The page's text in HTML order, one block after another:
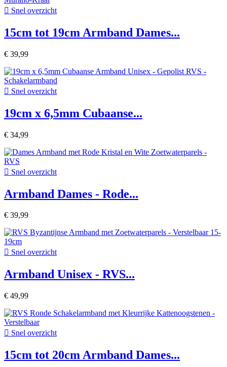
 Snel overzicht
15cm tot 19cm Armband Dames...
€ 39,99
 Snel overzicht
19cm x 6,5mm Cubaanse...
€ 34,99
 Snel overzicht
Armband Dames - Rode...
€ 39,99
 Snel overzicht
Armband Unisex - RVS...
€ 49,99
 Snel overzicht
15cm tot 20cm Armband Dames...